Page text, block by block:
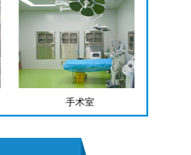
手术室